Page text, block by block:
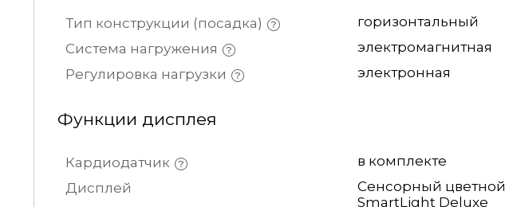
Тип конструкции (посадка)
горизонтальный
Система нагружения
электромагнитная
Регулировка нагрузки
электронная
Функции дисплея
Кардиодатчик
в комплекте
Дисплей
Сенсорный цветной
SmartLight Deluxe